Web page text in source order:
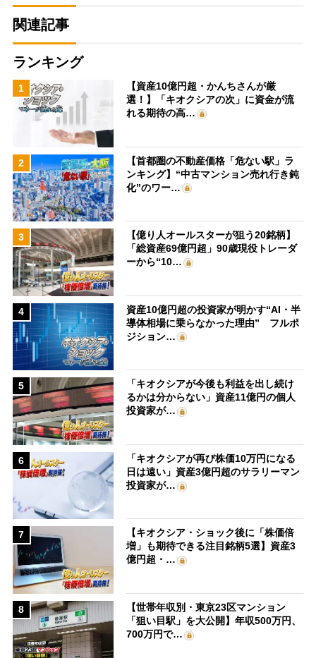
関連記事
ランキング
1
【資産10億円超・かんちさんが厳
選！】「キオクシアの次」に資金が流
れる期待の高…
2
【首都圏の不動産価格「危ない駅」ラ
ンキング】“中古マンション売れ行き鈍
化”のワー…
3
【億り人オールスターが狙う20銘柄】
「総資産69億円超」90歳現役トレーダ
ーから“10…
4
資産10億円超の投資家が明かす“AI・半
導体相場に乗らなかった理由” フルポ
ジション…
5
「キオクシアが今後も利益を出し続け
るかは分からない」資産11億円の個人
投資家が…
6
「キオクシアが再び株価10万円になる
日は遠い」資産3億円超のサラリーマン
投資家が…
7
【キオクシア・ショック後に「株価倍
増」も期待できる注目銘柄5選】資産3
億円超・…
8
【世帯年収別・東京23区マンション
「狙い目駅」を大公開】年収500万円、
700万円で…